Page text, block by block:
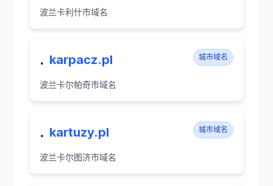
波兰卡利什市域名
. karpacz.pl 城市域名
波兰卡尔帕奇市域名
. kartuzy.pl 城市域名
波兰卡尔图济市域名